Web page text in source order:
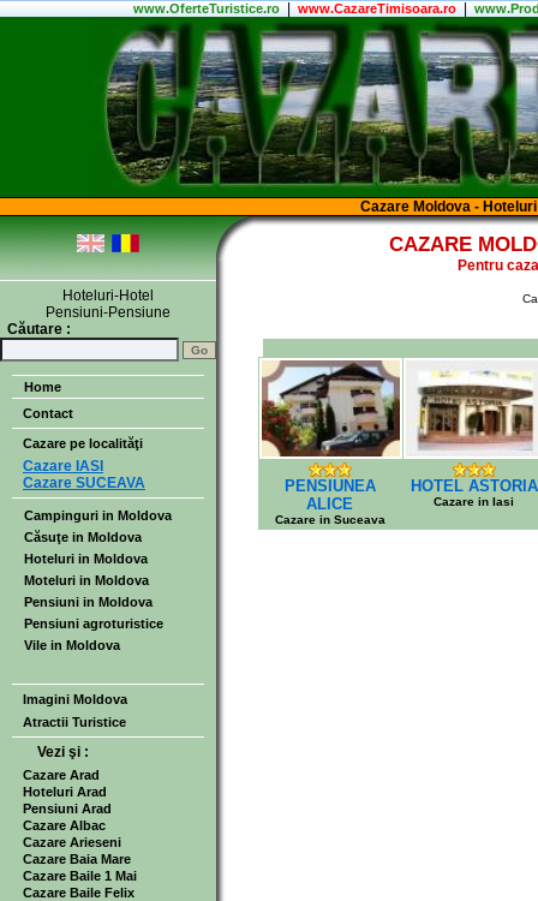
www.OferteTuristice.ro |www.CazareTimisoara.ro |
Cazare Moldova -
Hoteluri-Hotel
Pensiuni-Pensiune
Căutare :
Home
Contact
Cazare pe localităţi
Cazare IASI
Cazare SUCEAVA
Campinguri in Moldova
Căsuţe in Moldova
Hoteluri in Moldova
Moteluri in Moldova
Pensiuni in Moldova
Pensiuni agroturistice
Vile in Moldova
Imagini Moldova
Atractii Turistice
Vezi şi :
Cazare Arad
Hoteluri Arad
Pensiuni Arad
Cazare Albac
Cazare Arieseni
Cazare Baia Mare
Cazare Baile 1 Mai
Cazare Baile Felix
CAZARE
Pentru
PENSIUNEA
ALICE
Cazare in Suceava
HOTEL ASTORIA
Cazare in Iasi